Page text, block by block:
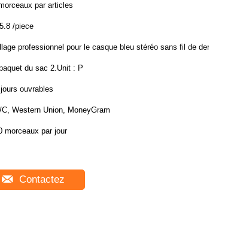
par articles
/piece
professionnel pour le casque bleu stéréo sans fil de dent :
du sac 2.Unit : P
ouvrables
Western Union, MoneyGram
morceaux par jour
Contactez